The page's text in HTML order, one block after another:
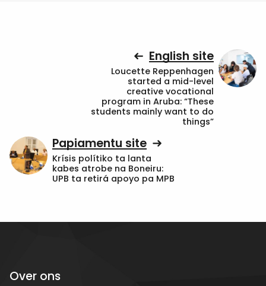
English site
Loucette Reppenhagen
started a mid-level
creative vocational
program in Aruba: “These
students mainly want to do
things”
Papiamentu site
Krísis polítiko ta lanta
kabes atrobe na Boneiru:
UPB ta retirá apoyo pa MPB
Over ons